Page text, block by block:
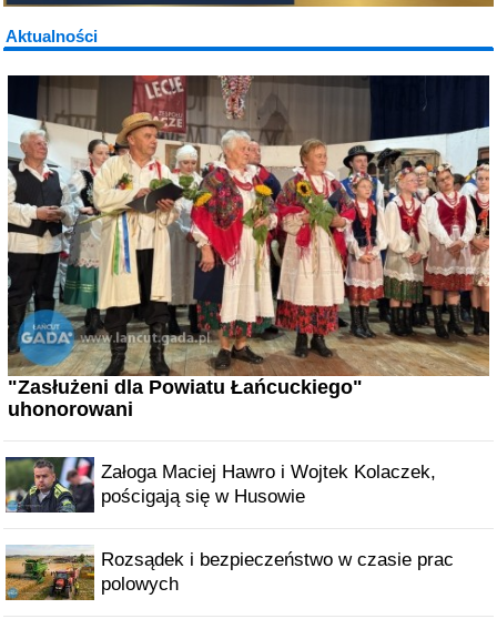
Aktualności
"Zasłużeni dla Powiatu Łańcuckiego"
uhonorowani
Załoga Maciej Hawro i Wojtek Kolaczek,
pościgają się w Husowie
Rozsądek i bezpieczeństwo w czasie prac
polowych